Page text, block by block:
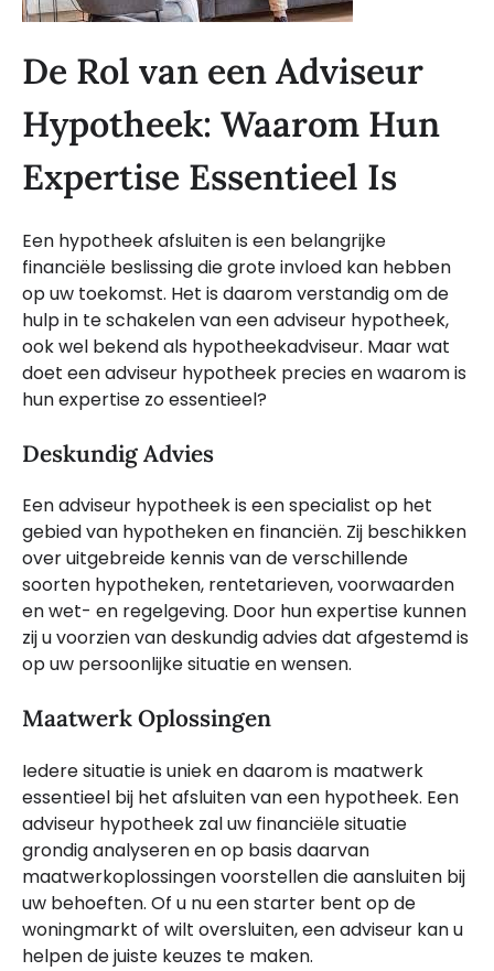
De Rol van een Adviseur
Hypotheek: Waarom Hun
Expertise Essentieel Is
Een hypotheek afsluiten is een belangrijke
financiële beslissing die grote invloed kan hebben
op uw toekomst. Het is daarom verstandig om de
hulp in te schakelen van een adviseur hypotheek,
ook wel bekend als hypotheekadviseur. Maar wat
doet een adviseur hypotheek precies en waarom is
hun expertise zo essentieel?
Deskundig Advies
Een adviseur hypotheek is een specialist op het
gebied van hypotheken en financiën. Zij beschikken
over uitgebreide kennis van de verschillende
soorten hypotheken, rentetarieven, voorwaarden
en wet- en regelgeving. Door hun expertise kunnen
zij u voorzien van deskundig advies dat afgestemd is
op uw persoonlijke situatie en wensen.
Maatwerk Oplossingen
Iedere situatie is uniek en daarom is maatwerk
essentieel bij het afsluiten van een hypotheek. Een
adviseur hypotheek zal uw financiële situatie
grondig analyseren en op basis daarvan
maatwerkoplossingen voorstellen die aansluiten bij
uw behoeften. Of u nu een starter bent op de
woningmarkt of wilt oversluiten, een adviseur kan u
helpen de juiste keuzes te maken.